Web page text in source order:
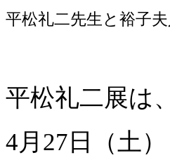
平松礼二先生と裕子夫
平松礼二展は
4月27日（土